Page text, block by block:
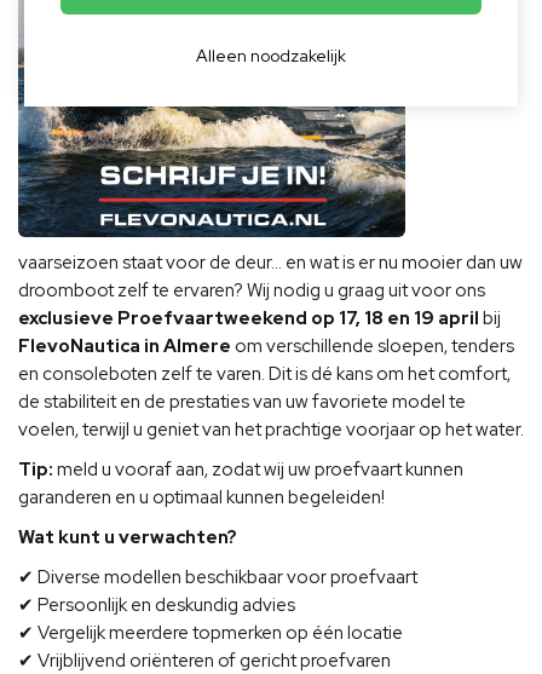
vaarseizoen staat voor de deur… en wat is er nu mooier dan uw
droomboot zelf te ervaren? Wij nodig u graag uit voor ons
exclusieve Proefvaartweekend op 17, 18 en 19 april bij
FlevoNautica in Almere om verschillende sloepen, tenders
en consoleboten zelf te varen. Dit is dé kans om het comfort,
de stabiliteit en de prestaties van uw favoriete model te
voelen, terwijl u geniet van het prachtige voorjaar op het water.
Tip: meld u vooraf aan, zodat wij uw proefvaart kunnen
garanderen en u optimaal kunnen begeleiden!
Wat kunt u verwachten?
✔ Diverse modellen beschikbaar voor proefvaart
✔ Persoonlijk en deskundig advies
✔ Vergelijk meerdere topmerken op één locatie
✔ Vrijblijvend oriënteren of gericht proefvaren
Alleen noodzakelijk